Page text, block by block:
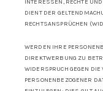
INTERESSEN, RECHTE
DIENT DER
RECHTSANSPRÜCHEN
WERDEN IHRE
DIREKTWERBUNG ZU
WIDERSPRUCH GEGEN
PERSONENBEZOGENER